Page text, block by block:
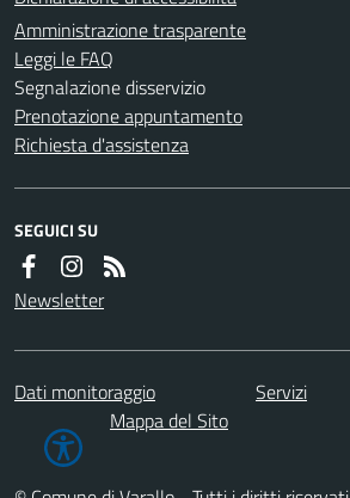
Amministrazione trasparente
Leggi le FAQ
Segnalazione disservizio
Prenotazione appuntamento
Richiesta d'assistenza
SEGUICI SU
Newsletter
Dati monitoraggio Servizi
Mappa del Sito